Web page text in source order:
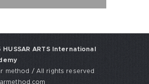
HUSSAR ARTS International
method / All rights reserved